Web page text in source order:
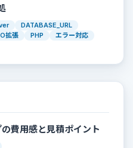
DATABASE_URL
拡張 PHP
エラー対応
費用感と見積ポイント